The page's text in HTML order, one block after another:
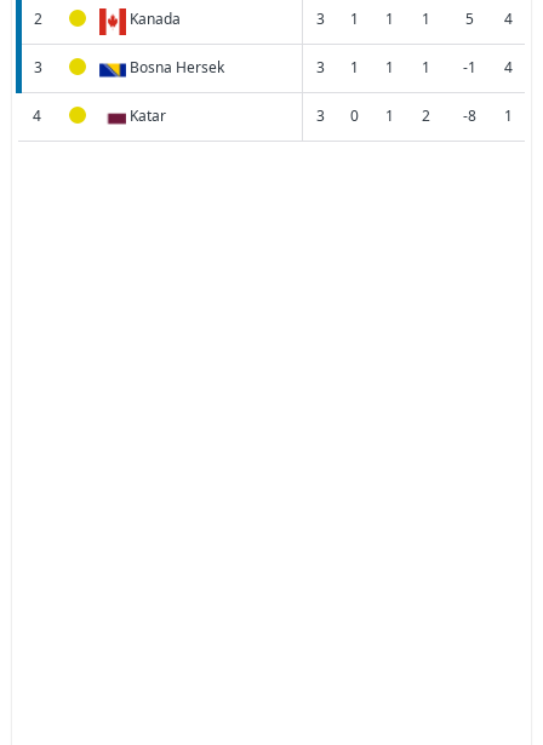
2 Kanada 3 1 1 1 5 4
3 Bosna Hersek 3 1 1 1 -1 4
4 Katar 3 0 1 2 -8 1